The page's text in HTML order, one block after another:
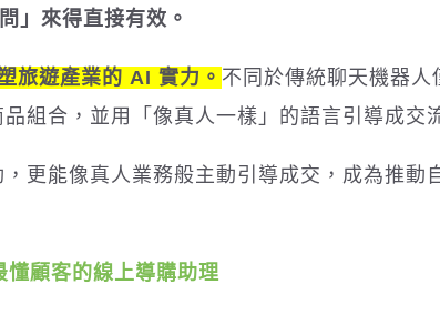
」來得直接有效。
旅遊產業的 AI 實力。 不同於傳統聊天機器人
組合，並用「像真人一樣」的語言引導成交
更能像真人業務般主動引導成交，成為推動
顧客的線上導購助理